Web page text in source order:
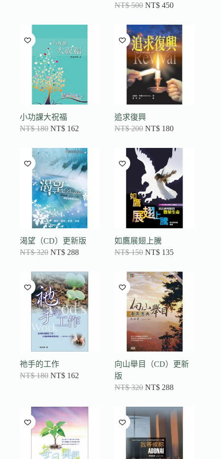
NT$500 NT$ 450
小功課大祝福
NT$180 NT$ 162
追求復興
NT$200 NT$ 180
渴望（CD）更新版
NT$320 NT$ 288
如鷹展翅上騰
NT$150 NT$ 135
祂手的工作
NT$180 NT$ 162
向山舉目（CD）更新
版
NT$320 NT$ 288